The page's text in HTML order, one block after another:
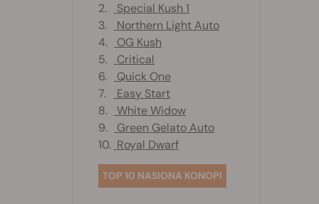
2.
Special Kush 1
3.
Northern Light Auto
4.
OG Kush
5.
Critical
6.
Quick One
7.
Easy Start
8.
White Widow
9.
Green Gelato Auto
10. Royal Dwarf
TOP 10 NASIONA KONOPI